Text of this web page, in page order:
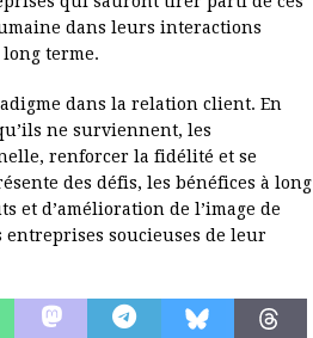
dans leurs interactions
terme.
dans la relation client. En
ne surviennent, les
renforcer la fidélité et se
des défis, les bénéfices à long
et d’amélioration de l’image de
soucieuses de leur